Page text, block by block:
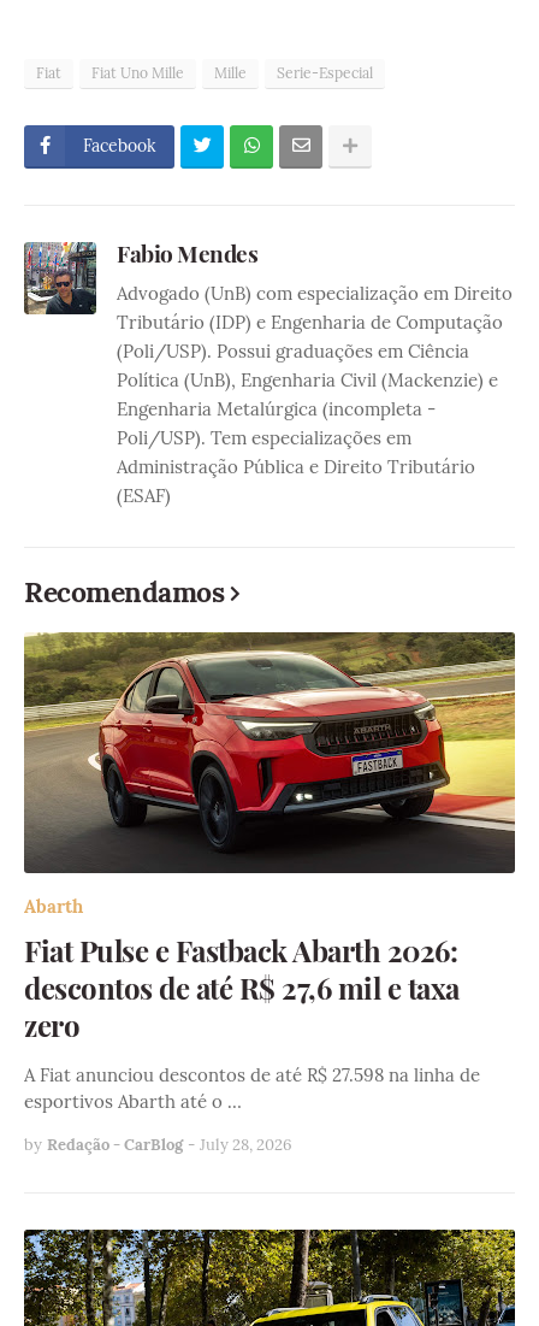
Fiat Fiat Uno Mille Mille Serie-Especial
Facebook
Fabio Mendes
Advogado (UnB) com especialização em Direito
Tributário (IDP) e Engenharia de Computação
(Poli/USP). Possui graduações em Ciência
Política (UnB), Engenharia Civil (Mackenzie) e
Engenharia Metalúrgica (incompleta -
Poli/USP). Tem especializações em
Administração Pública e Direito Tributário
(ESAF)
Recomendamos
Abarth
Fiat Pulse e Fastback Abarth 2026:
descontos de até R$ 27,6 mil e taxa
zero
A Fiat anunciou descontos de até R$ 27.598 na linha de
esportivos Abarth até o …
by Redação - CarBlog - July 28, 2026